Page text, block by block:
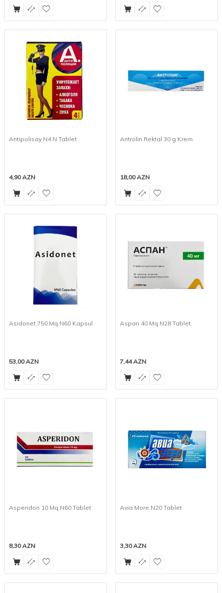
Antipolisay N4 N Tablet
4,90AZN
Antrolin Rektal 30 g Krem
18,00AZN
Asidonet 750 Mq N60 Kapsul
53,00AZN
Aspan 40 Mq N28 Tablet
7,44AZN
Asperidon 10 Mq N60 Tablet
8,30AZN
Avia More N20 Tablet
3,30AZN